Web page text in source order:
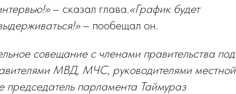
– сказал глава.«График будет
– пообещал он.
совещание с членами правительства под
МВД, МЧС, руководителями местной
парламента Таймураз